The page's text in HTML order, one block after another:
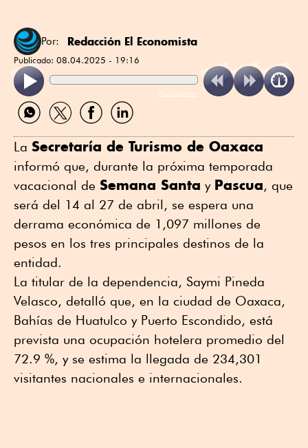
Por: Redacción El Economista
Publicado: 08.04.2025 - 19:16
ReadSpeaker
Compartir
por
Compartir
por
Compartir
por
Compartir
por
La Secretaría de Turismo de Oaxaca
informó que, durante la próxima temporada
vacacional de Semana Santa y Pascua, que
será del 14 al 27 de abril, se espera una
derrama económica de 1,097 millones de
pesos en los tres principales destinos de la
entidad.
La titular de la dependencia, Saymi Pineda
Velasco, detalló que, en la ciudad de Oaxaca,
Bahías de Huatulco y Puerto Escondido, está
prevista una ocupación hotelera promedio del
72.9 %, y se estima la llegada de 234,301
visitantes nacionales e internacionales.